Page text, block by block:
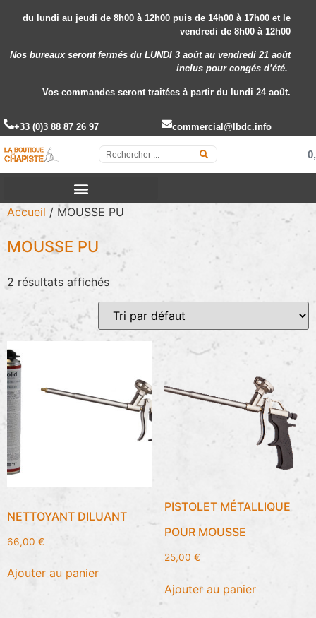
du lundi au jeudi de 8h00 à 12h00 puis de 14h00 à 17h00 et le
vendredi de 8h00 à 12h00
Nos bureaux seront fermés du LUNDI 3 août au vendredi 21 août
incluspour congés d’été.
Vos commandes seront traitées à partir du lundi 24 août.
+33 (0)3 88 87 26 97 commercial@lbdc.info
Accueil / MOUSSE PU
MOUSSE PU
2 résultats affichés
NETTOYANT DILUANT
66,00 €
Ajouter au panier
PISTOLET MÉTALLIQUE
POUR MOUSSE
25,00 €
Ajouter au panier